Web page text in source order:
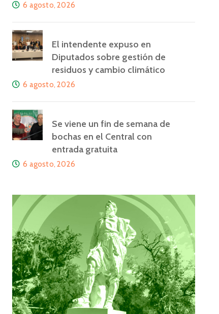
6 agosto, 2026
El intendente expuso en
Diputados sobre gestión de
residuos y cambio climático
6 agosto, 2026
Se viene un fin de semana de
bochas en el Central con
entrada gratuita
6 agosto, 2026